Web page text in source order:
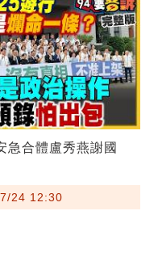
急合體盧秀燕謝國
24 12:30